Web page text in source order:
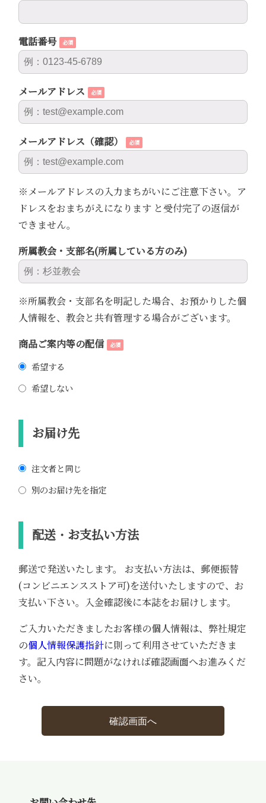
電話番号 必須
メールアドレス 必須
メールアドレス（確認） 必須
※メールアドレスの入力まちがいにご注意下さい。ア
ドレスをおまちがえになります と受付完了の返信が
できません。
所属教会・支部名(所属している方のみ)
※所属教会・支部名を明記した場合、お預かりした個
人情報を、教会と共有管理する場合がございます。
商品ご案内等の配信
必須
希望する
希望しない
お届け先
注文者と同じ
別のお届け先を指定
配送・お支払い方法
郵送で発送いたします。 お支払い方法は、郵便振替
(コンビニエンスストア可)を送付いたしますので、お
支払い下さい。入金確認後に本誌をお届けします。
ご入力いただきましたお客様の個人情報は、弊社規定
の個人情報保護指針に則って利用させていただきま
す。記入内容に問題がなければ確認画面へお進みくだ
さい。
確認画面へ